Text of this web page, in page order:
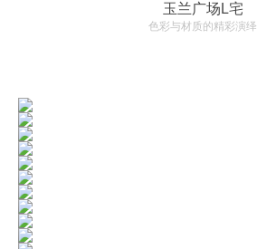
玉兰广场L宅
色彩与材质的精彩演绎